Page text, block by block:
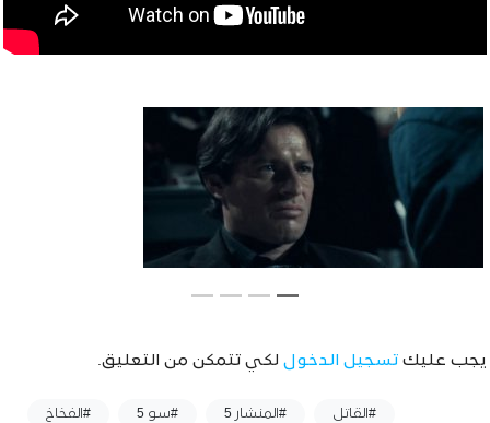
يجب عليك تسجيل الدخول لكي تتمكن من التعليق.
#القاتل #المنشار 5 #سو 5 #الفخاخ